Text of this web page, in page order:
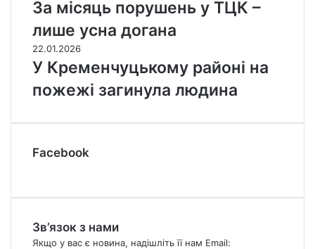
За місяць порушень у ТЦК –
лише усна догана
22.01.2026
У Кременчуцькому районі на
пожежі загинула людина
Facebook
Зв’язок з нами
Якщо у вас є новина, надішліть її нам Email: